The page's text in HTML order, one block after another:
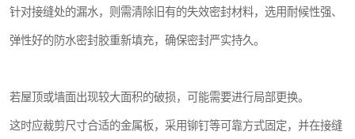
针对接缝处的漏水，则需清除旧有的失效密封材料，选用耐候性强、
弹性好的防水密封胶重新填充，确保密封严实持久。
若屋顶或墙面出现较大面积的破损，可能需要进行局部更换。
这时应裁剪尺寸合适的金属板，采用铆钉等可靠方式固定，并在接缝